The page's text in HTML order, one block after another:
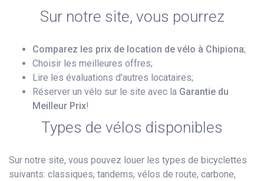
Sur notre site, vous pourrez
Comparez les prix de location de vélo à Chipiona;
Choisir les meilleures offres;
Lire les évaluations d'autres locataires;
Réserver un vélo sur le site avec la Garantie du
Meilleur Prix!
Types de vélos disponibles
Sur notre site, vous pouvez louer les types de bicyclettes
suivants: classiques, tandems, vélos de route, carbone,